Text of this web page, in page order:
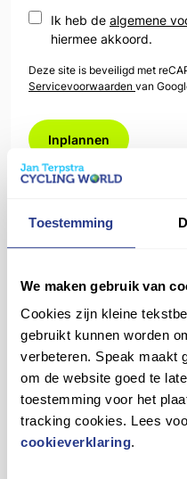
Toestemming
We maken gebruik van
Cookies zijn kleine
gebruikt kunnen worden
verbeteren. Speak maakt
om de website goed te
toestemming voor het
tracking cookies. Lees
cookieverklaring.
Ik heb de algemene
hiermee akkoord.
Deze site is beveiligd met
Servicevoorwaarden van
Jan Terpstra Cycling
Verlengde Schrans 150,
058 212 90 88
+31 6 23 39 14 96
Routebeschrijving
Bedrijfsgegevens
Jan Terpstra Cycling World